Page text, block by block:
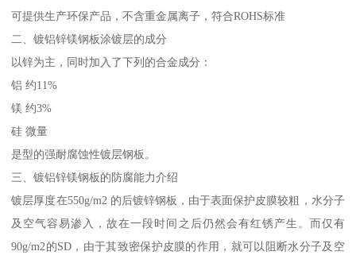
可提供生产环保产品，不含重金属离子，符合ROHS标准
二、镀铝锌镁钢板涂镀层的成分
以锌为主，同时加入了下列的合金成分：
铝 约11%
镁 约3%
硅 微量
是型的强耐腐蚀性镀层钢板。
三、镀铝锌镁钢板的防腐能力介绍
镀层厚度在550g/m2 的后镀锌钢板，由于表面保护皮膜较粗，水分子
及空气容易渗入，故在一段时间之后仍然会有红锈产生。而仅有
90g/m2的SD，由于其致密保护皮膜的作用，就可以阻断水分子及空